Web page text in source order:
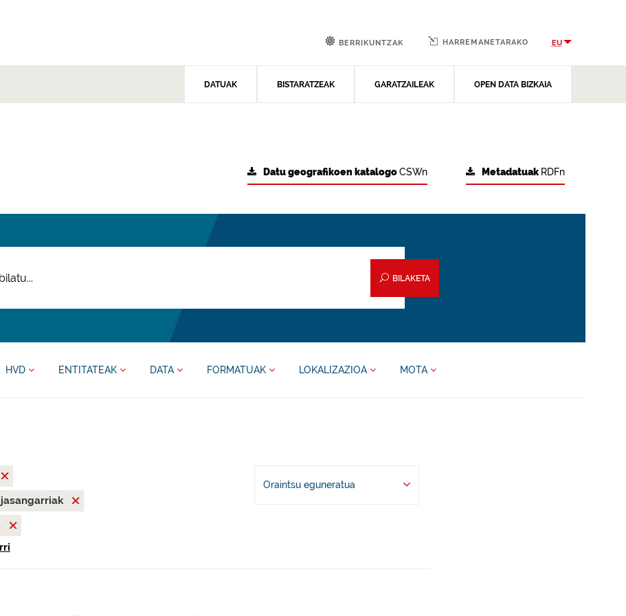
DATUAK BISTARATZEAK GARATZAILEAK OPEN DATA BIZKAIA
BERRIKUNTZAK HARREMANETARAKO EU
Metadatuak RDFn
Datu geografikoen katalogoCSWn
BILAKETA
HVD ENTITATEAK DATA FORMATUAK LOKALIZAZIOA MOTA
Oraintsu eguneratua